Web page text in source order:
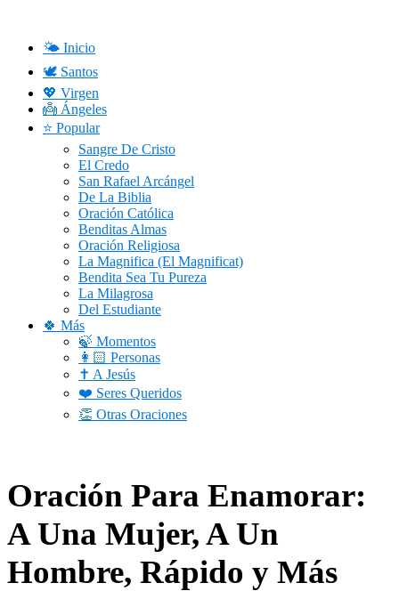
contenido🌤️ Inicio
🕊️ Santos
💖 Virgen
👼 Ángeles
⭐ Popular
Sangre De Cristo
El Credo
San Rafael Arcángel
De La Biblia
Oración Católica
Benditas Almas
Oración Religiosa
La Magnifica (El Magnificat)
Bendita Sea Tu Pureza
La Milagrosa
Del Estudiante
🍀 Más
🍃 Momentos
👩🏻 Personas
✝️ A Jesús
❤️ Seres Queridos
👏 Otras Oraciones
Oración Para Enamorar:
A Una Mujer, A Un
Hombre, Rápido y Más